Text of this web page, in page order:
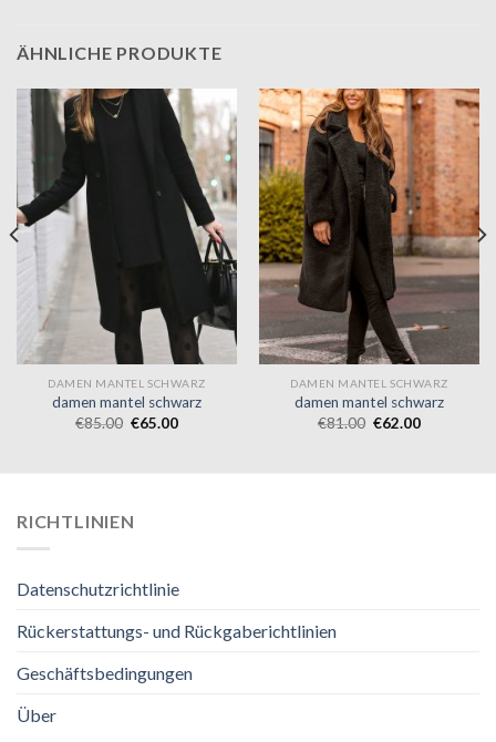
ÄHNLICHE PRODUKTE
DAMEN MANTEL SCHWARZ
damen mantel schwarz
€85.00 €65.00
DAMEN MANTEL SCHWARZ
damen mantel schwarz
€81.00 €62.00
RICHTLINIEN
Datenschutzrichtlinie
Rückerstattungs- und Rückgaberichtlinien
Geschäftsbedingungen
Über